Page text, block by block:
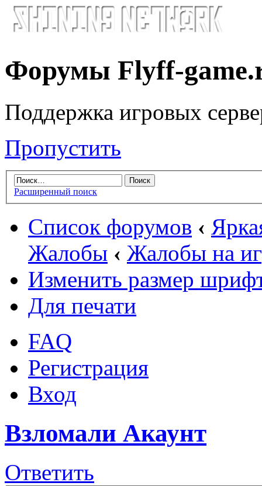
Форумы Flyff-
Поддержка игровых
Пропустить
Расширенный поиск
Список форумов ‹
Жалобы ‹ Жалобы на
Изменить размер
Для печати
FAQ
Регистрация
Вход
Взломали Акаунт
Ответить